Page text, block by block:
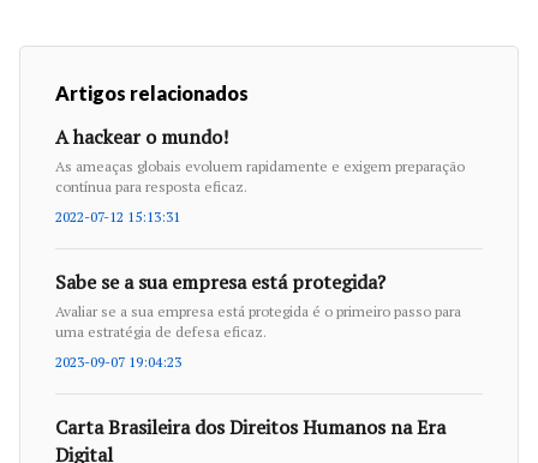
Artigos relacionados
A hackear o mundo!
As ameaças globais evoluem rapidamente e exigem preparação
contínua para resposta eficaz.
2022-07-12 15:13:31
Sabe se a sua empresa está protegida?
Avaliar se a sua empresa está protegida é o primeiro passo para
uma estratégia de defesa eficaz.
2023-09-07 19:04:23
Carta Brasileira dos Direitos Humanos na Era
Digital